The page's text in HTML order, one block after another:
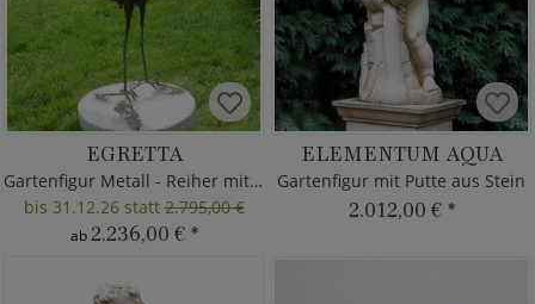
EGRETTA
Gartenfigur Metall - Reiher mit Fisch
bis 31.12.26 statt2.795,00 €
ab2.236,00 € *
ELEMENTUM AQUA
Gartenfigur mit Putte aus Stein
2.012,00 € *